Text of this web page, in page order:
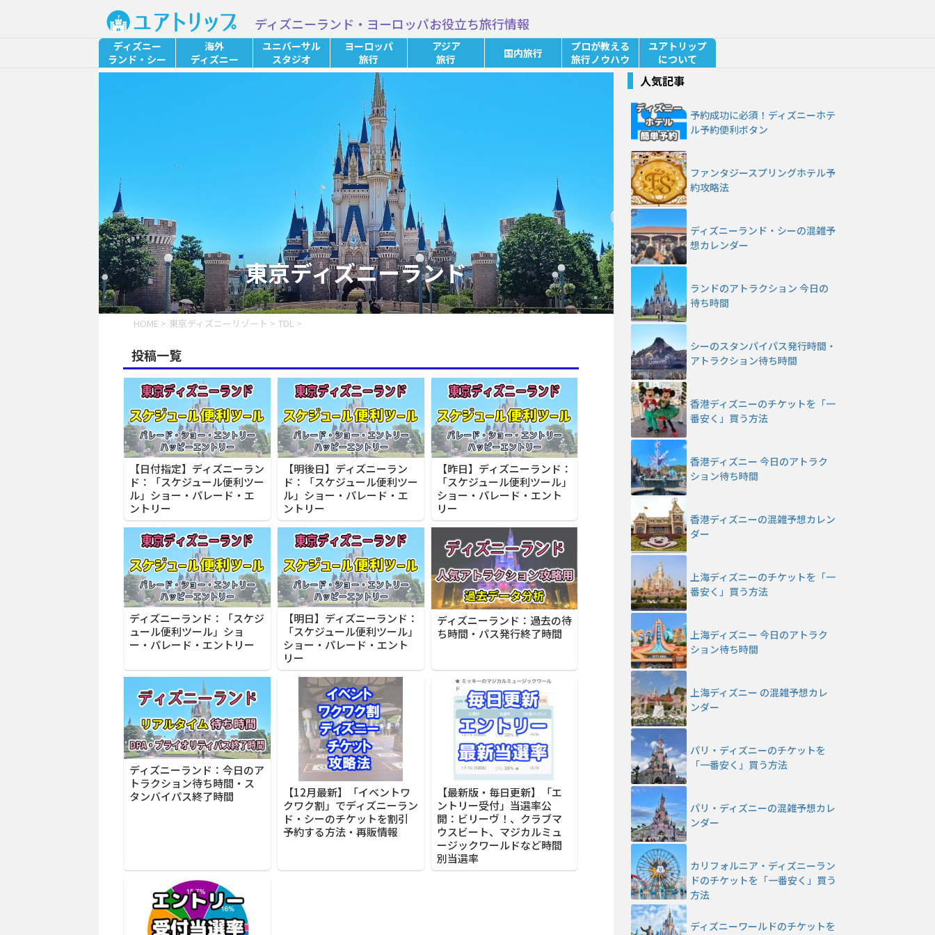
ディズニーランド・ヨーロッパお役立ち旅行情報
ディズニー
ランド・シー
海外
ディズニー
ユニバーサル
スタジオ
ヨーロッパ
旅行
アジア
旅行
国内旅行
プロが教える
旅行ノウハウ
ユアトリップ
について
東京ディズニーランド
HOME > 東京ディズニーリゾート > TDL >
投稿一覧
【日付指定】ディズニーラン
ド：「スケジュール便利ツー
ル」ショー・パレード・エ
ントリー
【明後日】ディズニーラン
ド：「スケジュール便利ツー
ル」ショー・パレード・エ
ントリー
【昨日】ディズニーランド：
「スケジュール便利ツール」
ショー・パレード・エント
リー
ディズニーランド：「スケジ
ュール便利ツール」ショ
ー・パレード・エントリー
【明日】ディズニーランド：
「スケジュール便利ツール」
ショー・パレード・エント
リー
ディズニーランド：過去の待
ち時間・パス発行終了時間
ディズニーランド：今日のア
トラクション待ち時間・ス
タンバイパス終了時間
【12月最新】「イベントワ
クワク割」でディズニーラン
ド・シーのチケットを割引
予約する方法・再販情報
【最新版・毎日更新】「エ
ントリー受付」当選率公
開：ビリーヴ！、クラブマ
ウスビート、マジカルミュ
ージックワールドなど時間
別当選率
人気記事
予約成功に必須！ディズニーホテ
ル予約便利ボタン
ファンタジースプリングホテル予
約攻略法
ディズニーランド・シーの混雑予
想カレンダー
ランドのアトラクション 今日の
待ち時間
シーのスタンパイパス発行時間・
アトラクション待ち時間
香港ディズニーのチケットを「一
番安く」買う方法
香港ディズニー 今日のアトラク
ション待ち時間
香港ディズニーの混雑予想カレン
ダー
上海ディズニーのチケットを「一
番安く」買う方法
上海ディズニー 今日のアトラク
ション待ち時間
上海ディズニー の混雑予想カレ
ンダー
パリ・ディズニーのチケットを
「一番安く」買う方法
パリ・ディズニーの混雑予想カレ
ンダー
カリフォルニア・ディズニーラン
ドのチケットを「一番安く」買う
方法
ディズニーワールドのチケットを